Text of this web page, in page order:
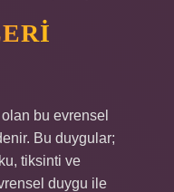
bu evrensel
Bu duygular;
tiksinti ve
duygu ile